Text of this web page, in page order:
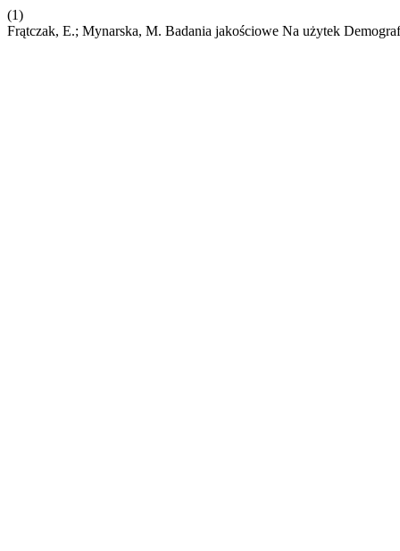
(1)
Frątczak, E.; Mynarska, M. Badania jakościowe Na użytek